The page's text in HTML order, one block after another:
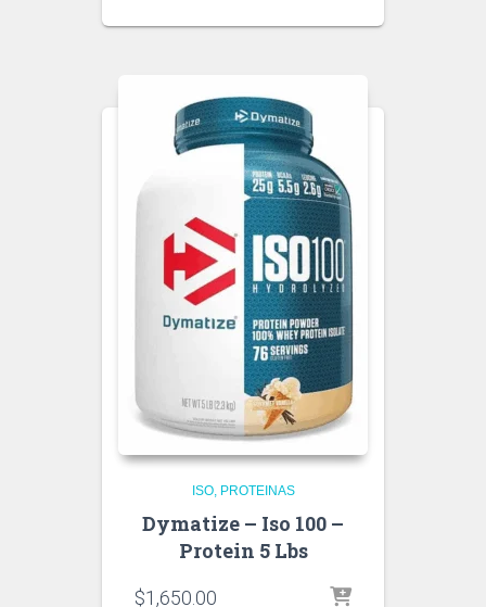
ISO PROTEINAS
Dymatize – Iso 100 –
Protein 5 Lbs
$1,650.00